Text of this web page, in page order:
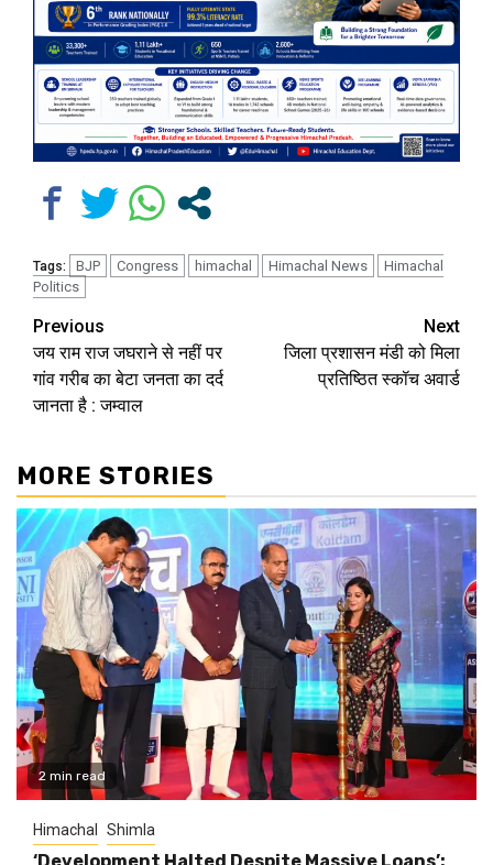
Tags: BJP Congress himachal Himachal News
Himachal
Politics
Continue
Reading
Previous
जय राम राज जघराने से नहीं पर
गांव गरीब का बेटा जनता का दर्द
जानता है : जम्वाल
Next
जिला प्रशासन मंडी को मिला
प्रतिष्ठित स्कॉच अवार्ड
MORE STORIES
2 min read
Himachal Shimla
‘Development Halted Despite Massive Loans’: